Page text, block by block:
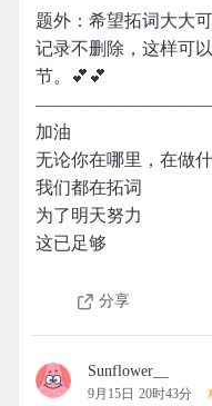
题外：希望拓词大大
记录不删除，这样可
节。💕💕
——————————
加油
无论你在哪里，在做
我们都在拓词
为了明天努力
这已足够
分享
Sunflower__
9月15日 20时43分